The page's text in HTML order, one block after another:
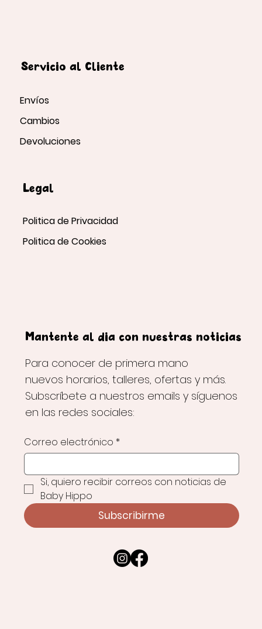
Servicio al Cliente
Envíos
Cambios
Devoluciones
Legal
Politica de Privacidad
Politica de Cookies
Mantente al día con nuestras noticias
Para conocer de primera mano
nuevos horarios, talleres, ofertas y más.
Subscríbete a nuestros emails y síguenos
en las redes sociales:
Correo electrónico *
Si, quiero recibir correos con noticias de
Baby Hippo
Subscribirme